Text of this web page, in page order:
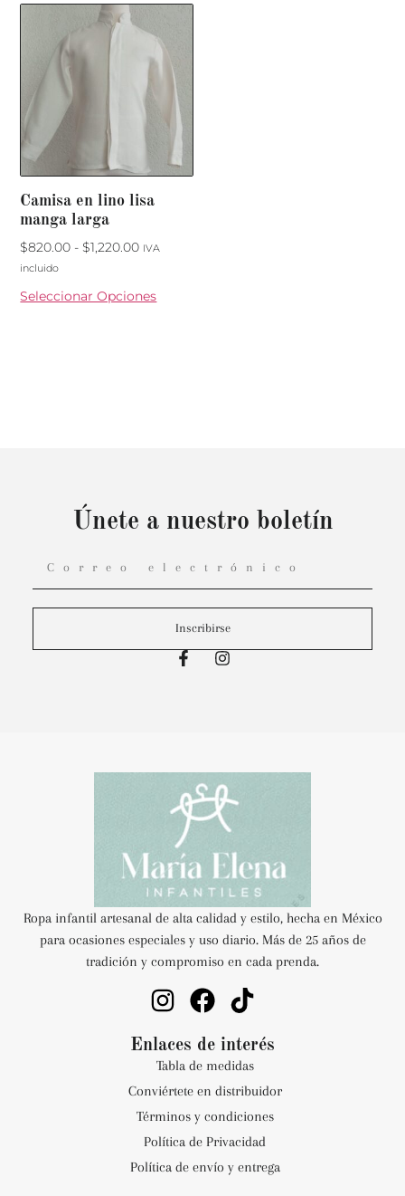
Camisa en lino lisa
manga larga
$820.00 - $1,220.00 IVA
incluido
Seleccionar Opciones
Únete a nuestro boletín
Inscribirse
Ropa infantil artesanal de alta calidad y estilo, hecha en México
para ocasiones especiales y uso diario. Más de 25 años de
tradición y compromiso en cada prenda.
Enlaces de interés
Tabla de medidas
Conviértete en distribuidor
Términos y condiciones
Política de Privacidad
Política de envío y entrega